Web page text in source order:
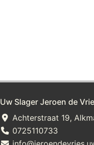
Uw Slager Jeroen de
Achterstraat 19,
0725110733